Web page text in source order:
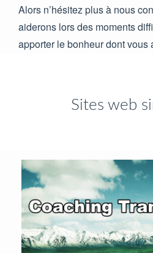
Alors n’hésitez plus à nous
aiderons lors des moments
apporter le bonheur dont vous
Sites web